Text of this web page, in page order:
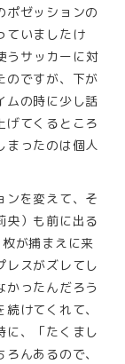
ポゼッションの
ていましたけ
うサッカーに対
のですが、下が
ムの時に少し話
げてくるところ
まったのは個人
ンを変えて、そ
央）も前に出る
が捕まえに来
レスがズレてし
かったんだろう
けてくれて、
に、「たくまし
んあるので、